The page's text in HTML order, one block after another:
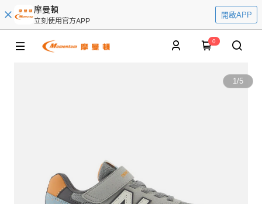
摩曼頓
立刻使用官方APP
開啟APP
0
1/5